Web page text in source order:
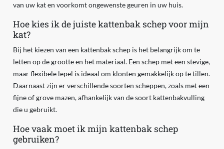
van uw kat en voorkomt ongewenste geuren in uw huis.
Hoe kies ik de juiste kattenbak schep voor mijn
kat?
Bij het kiezen van een kattenbak schep is het belangrijk om te
letten op de grootte en het materiaal. Een schep met een stevige,
maar flexibele lepel is ideaal om klonten gemakkelijk op te tillen.
Daarnaast zijn er verschillende soorten scheppen, zoals met een
fijne of grove mazen, afhankelijk van de soort kattenbakvulling
die u gebruikt.
Hoe vaak moet ik mijn kattenbak schep
gebruiken?